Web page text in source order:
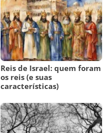
Reis de Israel: quem foram
os reis (e suas
características)